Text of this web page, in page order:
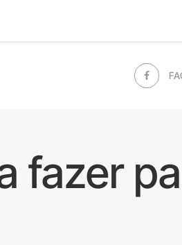
fazer